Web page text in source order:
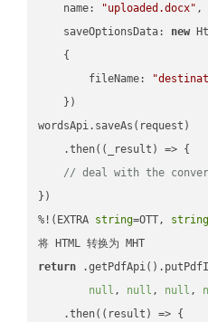
name: "uploaded.docx" ,
saveOptionsData: new
    {
fileName:
    })
wordsApi.saveAs(request)
    .then(
( _result ) => {
// deal with the
})
%!(EXTRA string=OTT,
return
null , null , null ,
    .then(
( result ) => {